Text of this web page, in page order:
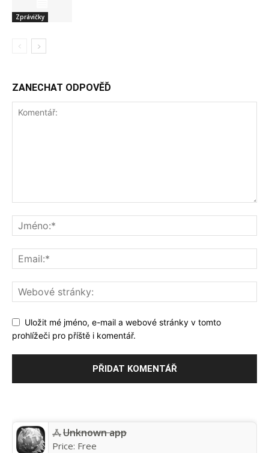
Zprávičky
ZANECHAT ODPOVĚĎ
Uložit mé jméno, e-mail a webové stránky v tomto
prohlížeči pro příště i komentář.
Unknown app
Price: Free